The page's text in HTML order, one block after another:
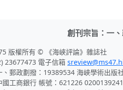
創刊宗旨：一
版權所有 © 《海峽評論》雜誌社
23677473 電子信箱
郵政劃撥：19389534 海峽學術出版
工商銀行 帳號：621226